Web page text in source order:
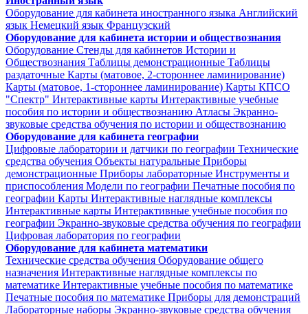
Оборудование для кабинета иностранного языка Английский
язык Немецкий язык Французский
Оборудование для кабинета истории и обществознания
Оборудование Стенды для кабинетов Истории и
Обществознания Таблицы демонстрационные Таблицы
раздаточные Карты (матовое, 2-стороннее ламинирование)
Карты (матовое, 1-стороннее ламинирование) Карты КПСО
"Спектр" Интерактивные карты Интерактивные учебные
пособия по истории и обществознанию Атласы Экранно-
звуковые средства обучения по истории и обществознанию
Оборудование для кабинета географии
Цифровые лаборатории и датчики по географии Технические
средства обучения Объекты натуральные Приборы
демонстрационные Приборы лабораторные Инструменты и
приспособления Модели по географии Печатные пособия по
географии Карты Интерактивные наглядные комплексы
Интерактивные карты Интерактивные учебные пособия по
географии Экранно-звуковые средства обучения по географии
Цифровая лаборатория по географии
Оборудование для кабинета математики
Технические средства обучения Оборудование общего
назначения Интерактивные наглядные комплексы по
математике Интерактивные учебные пособия по математике
Печатные пособия по математике Приборы для демонстраций
Лабораторные наборы Экранно-звуковые средства обучения